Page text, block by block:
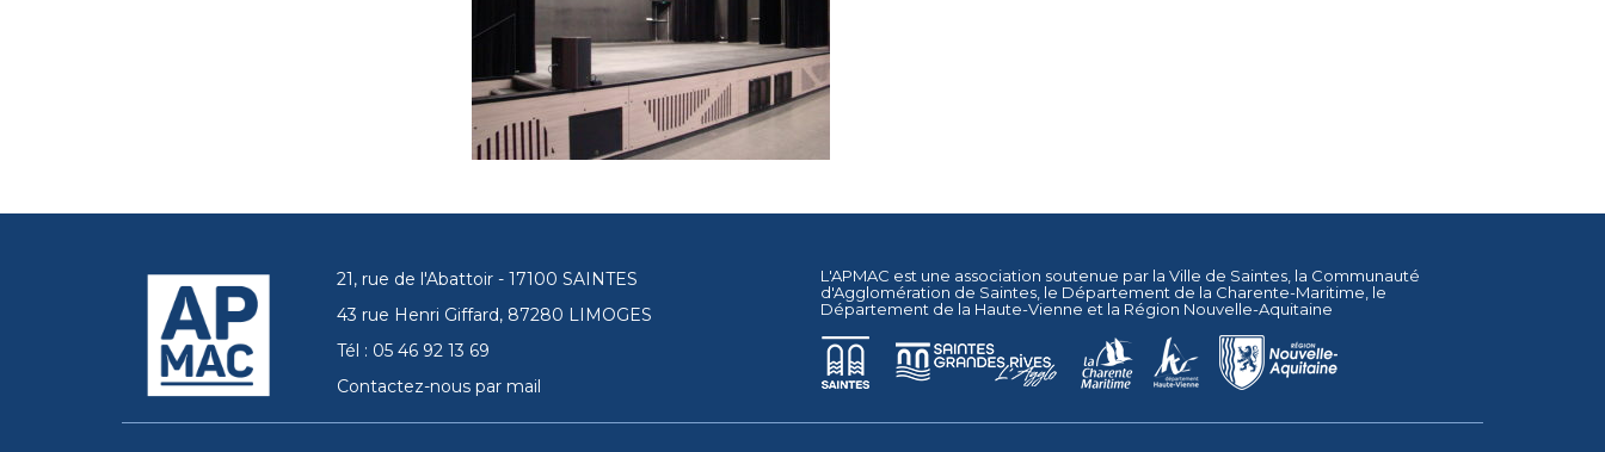
21, rue de l'Abattoir - 17100 SAINTES
43 rue Henri Giffard, 87280 LIMOGES
Tél : 05 46 92 13 69
Contactez-nous par mail
L'APMAC est une association soutenue par la Ville de Saintes , la Communauté
d'Agglomération de Saintes , le Département de la Charente-Maritime , le
Département de la Haute-Vienne et la Région Nouvelle-Aquitaine